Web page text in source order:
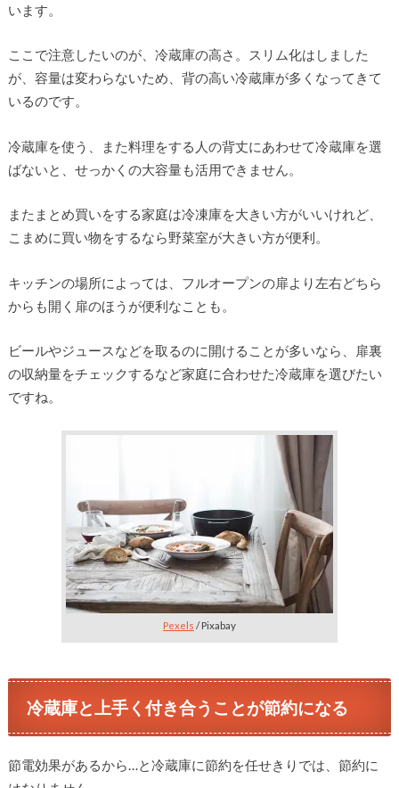
います。
ここで注意したいのが、冷蔵庫の高さ。スリム化はしました
が、容量は変わらないため、背の高い冷蔵庫が多くなってきて
いるのです。
冷蔵庫を使う、また料理をする人の背丈にあわせて冷蔵庫を選
ばないと、せっかくの大容量も活用できません。
またまとめ買いをする家庭は冷凍庫を大きい方がいいけれど、
こまめに買い物をするなら野菜室が大きい方が便利。
キッチンの場所によっては、フルオープンの扉より左右どちら
からも開く扉のほうが便利なことも。
ビールやジュースなどを取るのに開けることが多いなら、扉裏
の収納量をチェックするなど家庭に合わせた冷蔵庫を選びたい
ですね。
Pexels / Pixabay
冷蔵庫と上手く付き合うことが節約になる
節電効果があるから…と冷蔵庫に節約を任せきりでは、節約に